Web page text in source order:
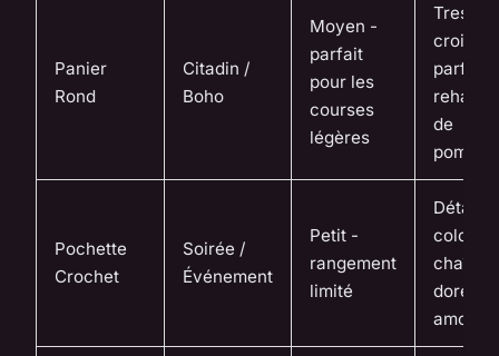
Panier
Rond
Citadin /
Boho
Moyen -
parfait
pour les
courses
légères
croisé,
parfois
de
Pochette
Crochet
Soirée /
Événement
Petit -
rangement
limité
Détails
colorés,
chaîne
dorée